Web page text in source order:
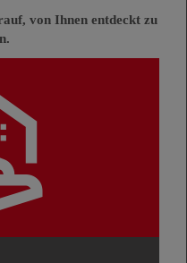
von Ihnen entdeckt zu